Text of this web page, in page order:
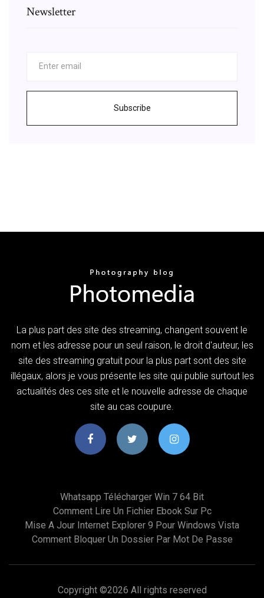
Newsletter
Subscribe
La plus part des site des streaming, changent souvent le
nom et les adresse pour un seul raison, le droit d'auteur, les
site des streaming gratuit pour la plus part sont des site
illégaux, alors je vous présente les site qui publie surtout les
actualités des ces site et le nouvelle adresse de chaque
site au cas coupure.
Whatsapp Télécharger Win 7 64 Bit
Comment Lire Un Fichier Ebook Sur Pc
Mise A Jour Internet Explorer 9 Pour Windows Vista
Comment Bloquer Un Dossier Par Mot De Passe
Copyright ©2026 All rights reserved